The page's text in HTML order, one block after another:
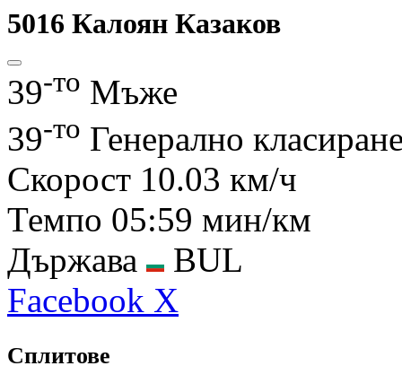
5016 Калоян Казаков
39-то Мъже
39-то Генерално
Скорост 10.03 км/ч
Темпо 05:59 мин/км
Държава
BUL
Facebook X
Сплитове